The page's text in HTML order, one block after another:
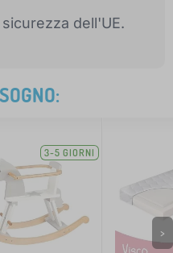
dell'UE.
3-5 GIORNI
>